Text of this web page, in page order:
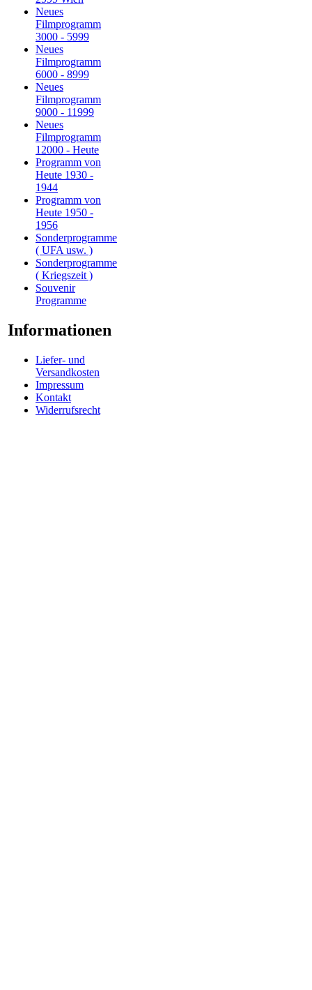
Neues
Filmprogramm
3000 - 5999
Neues
Filmprogramm
6000 - 8999
Neues
Filmprogramm
9000 - 11999
Neues
Filmprogramm
12000 - Heute
Programm von
Heute 1930 -
1944
Programm von
Heute 1950 -
1956
Sonderprogramme
( UFA usw. )
Sonderprogramme
( Kriegszeit )
Souvenir
Programme
Informationen
Liefer- und
Versandkosten
Impressum
Kontakt
Widerrufsrecht